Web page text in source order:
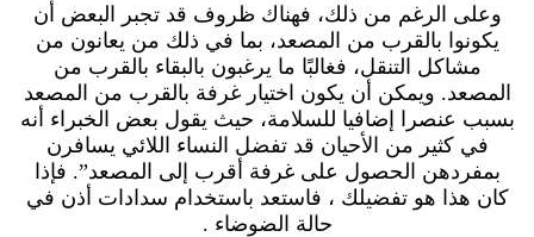
وعلى الرغم من ذلك، فهناك ظروف قد تجبر البعض أن
يكونوا بالقرب من المصعد، بما في ذلك من يعانون من
مشاكل التنقل، فغالبًا ما يرغبون بالبقاء بالقرب من
المصعد. ويمكن أن يكون اختيار غرفة بالقرب من المصعد
بسبب عنصرا إضافيا للسلامة، حيث يقول بعض الخبراء أنه
في كثير من الأحيان قد تفضل النساء اللائي يسافرن
بمفردهن الحصول على غرفة أقرب إلى المصعد”. فإذا
كان هذا هو تفضيلك ، فاستعد باستخدام سدادات أذن في
حالة الضوضاء .